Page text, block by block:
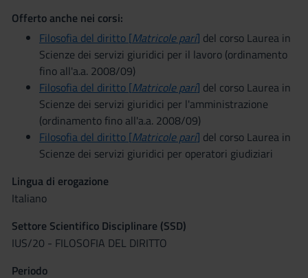
Offerto anche nei corsi:
Filosofia del diritto [Matricole pari] del corso Laurea in
Scienze dei servizi giuridici per il lavoro (ordinamento
fino all'a.a. 2008/09)
Filosofia del diritto [Matricole pari] del corso Laurea in
Scienze dei servizi giuridici per l'amministrazione
(ordinamento fino all'a.a. 2008/09)
Filosofia del diritto [Matricole pari] del corso Laurea in
Scienze dei servizi giuridici per operatori giudiziari
Lingua di erogazione
Italiano
Settore Scientifico Disciplinare (SSD)
IUS/20 - FILOSOFIA DEL DIRITTO
Periodo